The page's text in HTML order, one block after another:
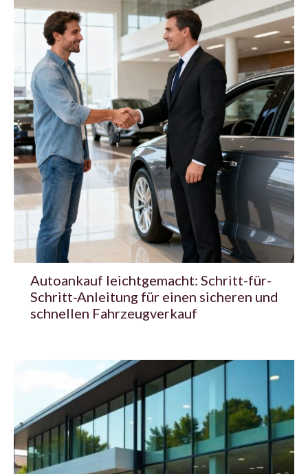
Autoankauf leichtgemacht: Schritt-für-
Schritt-Anleitung für einen sicheren und
schnellen Fahrzeugverkauf